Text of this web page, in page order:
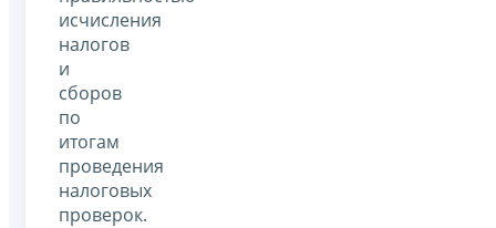
исчисления
налогов
и
сборов
по
итогам
проведения
налоговых
проверок.